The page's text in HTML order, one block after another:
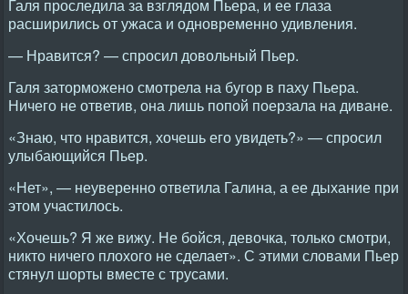
Галя проследила за взглядом Пьера, и ее глаза
расширились от ужаса и одновременно удивления.
— Нравится? — спросил довольный Пьер.
Галя заторможено смотрела на бугор в паху Пьера.
Ничего не ответив, она лишь попой поерзала на диване.
«Знаю, что нравится, хочешь его увидеть?» — спросил
улыбающийся Пьер.
«Нет», — неуверенно ответила Галина, а ее дыхание при
этом участилось.
«Хочешь? Я же вижу. Не бойся, девочка, только смотри,
никто ничего плохого не сделает». С этими словами Пьер
стянул шорты вместе с трусами.